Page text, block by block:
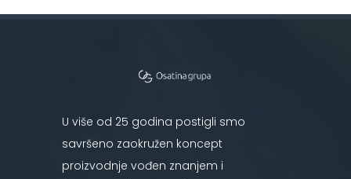
U više od 25 godina postigli smo
savršeno zaokružen koncept
proizvodnje vođen znanjem i